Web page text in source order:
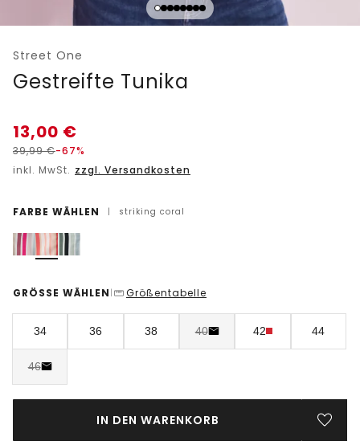
Street One
Gestreifte Tunika
13,00 €
39,99€-67%
inkl. MwSt. zzgl. Versandkosten
FARBE WÄHLEN | striking coral
GRÖSSE WÄHLEN | Größentabelle
34 36 38 40 42 44
46
IN DEN WARENKORB